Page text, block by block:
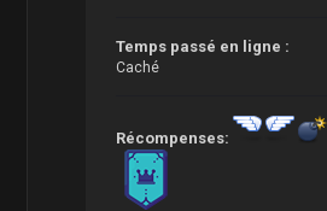
Temps passé en ligne :
Caché
Récompenses: